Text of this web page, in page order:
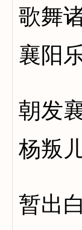
歌舞
襄阳
朝发
杨叛
暂出